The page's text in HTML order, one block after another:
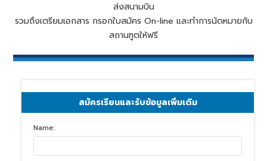
ส่งสนามบิน
รวมถึงเตรียมเอกสาร กรอกใบสมัคร On-line และทำการนัดหมายกับ
สถานฑูตให้ฟรี
สมัครเรียนและรับข้อมูลเพิ่มเติม
Name: